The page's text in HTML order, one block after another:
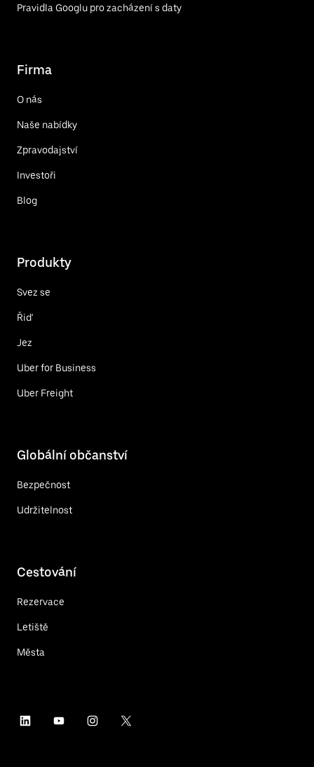
Pravidla Googlu pro zacházení s daty
Firma
O nás
Naše nabídky
Zpravodajství
Investoři
Blog
Produkty
Svez se
Řiď
Jez
Uber for Business
Uber Freight
Globální občanství
Bezpečnost
Udržitelnost
Cestování
Rezervace
Letiště
Města